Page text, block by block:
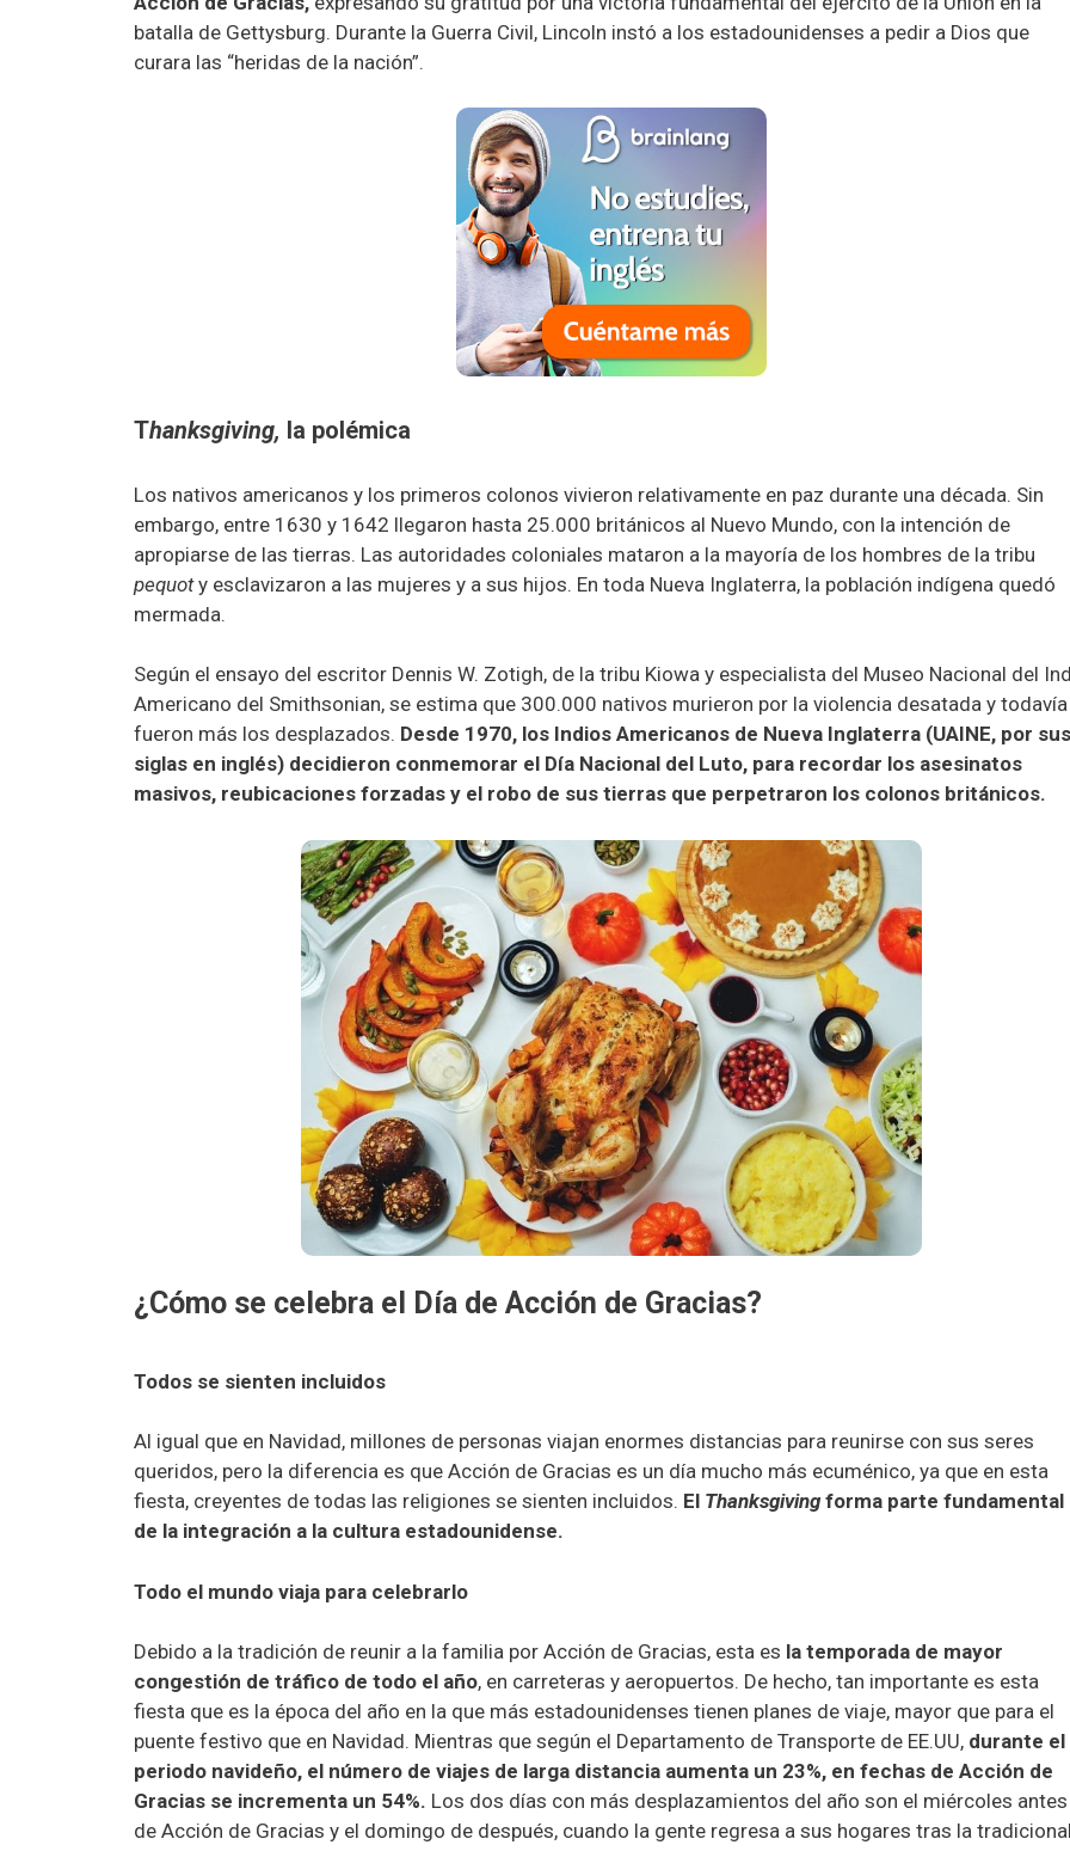
batalla de Gettysburg. Durante la Guerra Civil, Lincoln instó a los estadounidenses a pedir a Dios que
curara las “heridas de la nación”.
Thanksgiving, la polémica
Los nativos americanos y los primeros colonos vivieron relativamente en paz durante una década. Sin
embargo, entre 1630 y 1642 llegaron hasta 25.000 británicos al Nuevo Mundo, con la intención de
apropiarse de las tierras. Las autoridades coloniales mataron a la mayoría de los hombres de la tribu
pequoty esclavizaron a las mujeres y a sus hijos. En toda Nueva Inglaterra, la población indígena quedó
mermada.
Según el ensayo del escritor Dennis W. Zotigh, de la tribu Kiowa y especialista del Museo Nacional del
Americano del Smithsonian, se estima que 300.000 nativos murieron por la violencia desatada y todavía
fueron más los desplazados. Desde 1970, los Indios Americanos de Nueva Inglaterra (UAINE, por sus
siglas en inglés) decidieron conmemorar el Día Nacional del Luto, para recordar los asesinatos
masivos, reubicaciones forzadas y el robo de sus tierras que perpetraron los colonos británicos.
¿Cómo se celebra el Día de Acción de Gracias?
Todos se sienten incluidos
Al igual que en Navidad, millones de personas viajan enormes distancias para reunirse con sus seres
queridos, pero la diferencia es que Acción de Gracias es un día mucho más ecuménico, ya que en esta
fiesta, creyentes de todas las religiones se sienten incluidos. El Thanksgivingforma parte fundamental
de la integración a la cultura estadounidense.
Todo el mundo viaja para celebrarlo
Debido a la tradición de reunir a la familia por Acción de Gracias, esta es la temporada de mayor
congestión de tráfico de todo el año, en carreteras y aeropuertos. De hecho, tan importante es esta
fiesta que es la época del año en la que más estadounidenses tienen planes de viaje, mayor que para el
puente festivo que en Navidad. Mientras que según el Departamento de Transporte de EE.UU, durante el
periodo navideño, el número de viajes de larga distancia aumenta un 23%, en fechas de Acción de
Gracias se incrementa un 54%. Los dos días con más desplazamientos del año son el miércoles antes
de Acción de Gracias y el domingo de después, cuando la gente regresa a sus hogares tras la tradicional